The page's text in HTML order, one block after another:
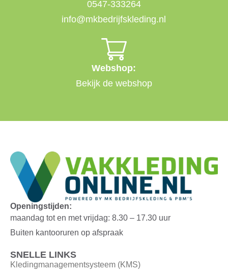
0547-333264
info@mkbedrijfskleding.nl
Webshop:
Bekijk de webshop
Openingstijden:
maandag tot en met vrijdag: 8.30 – 17.30 uur
Buiten kantooruren op afspraak
SNELLE LINKS
Kledingmanagementsysteem (KMS)